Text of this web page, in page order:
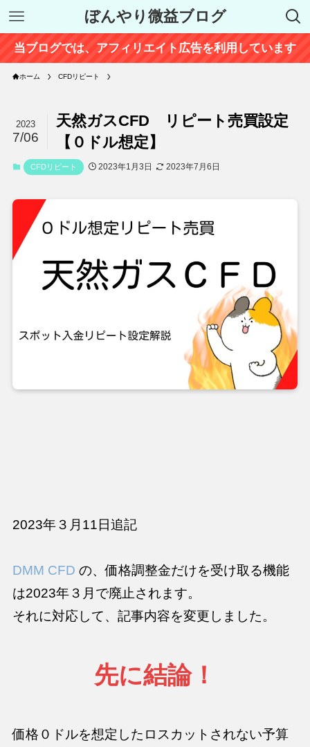
ぼんやり微益ブログ
当ブログでは、アフィリエイト広告を利用しています
ホーム CFDリピート
天然ガスCFD リピート売買設定
【０ドル想定】
2023
7/06
CFDリピート 2023年1月3日 2023年7月6日
2023年３月11日追記
DMM CFD の、価格調整金だけを受け取る機能
は2023年３月で廃止されます。
それに対応して、記事内容を変更しました。
先に結論！
価格０ドルを想定したロスカットされない予算